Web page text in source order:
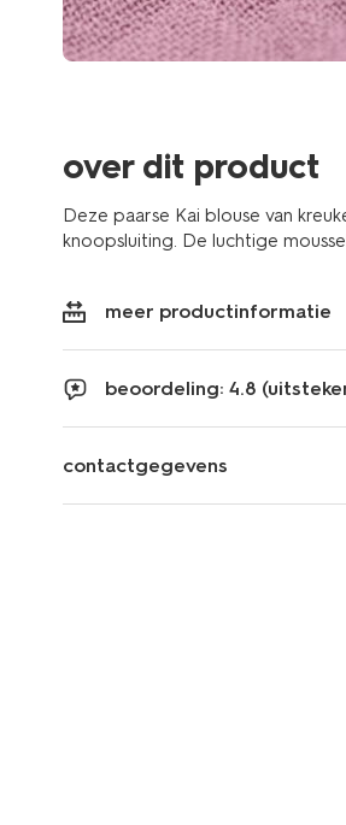
over dit product
Deze paarse Kai blouse van
knoopsluiting. De luchtige
meer productinformatie
beoordeling: 4.8
contactgegevens